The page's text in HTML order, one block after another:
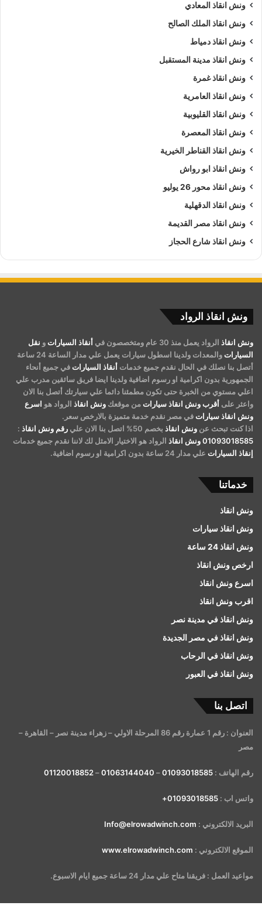
ونش انقاذ المعادي
ونش انقاذ الملك الصالح
ونش انقاذ دمياط
ونش انقاذ مدينة المستقبل
ونش انقاذ غمرة
ونش انقاذ العامرية
ونش انقاذ القليوبية
ونش انقاذ المعصرة
ونش انقاذ القناطر الخيرية
ونش انقاذ ابو رواش
ونش انقاذ محور 26 يوليو
ونش انقاذ الدقهلية
ونش انقاذ مصر القديمة
ونش انقاذ شارع الحجاز
ونش انقاذ الرواد
ونش انقاذ الرواد يعمل منذ 30 عام ومتخصصون في أنقاذ السيارات و نقل
السيارات
والمعدات ولدينا اسطول سيارات يعمل علي مدار الساعة 24 ساعة
أتصل بنا نصلك في الحال نقدم جميع خدمات أنقاذ السيارات في جميع أنحاء
الجمهورية بدون اكرامية او رسوم اضافية ولدينا ايضا فريق سائقين مدرب علي
اعلي مستوي من الخبرة حتى تكون مطمئنا دائما علي سيارتك أتصل بنا الان
واعثر على أقرب ونش انقاذ سيارات من موقعك ونش انقاذ الرواد هو اسرع
ونش انقاذ سيارات في مصر نقدم خدمة متميزة بالارخص سعر.
اذا كنت تبحث عن ونش انقاذ بخصم 50% اتصل بنا الان علي رقم ونش انقاذ :
01093018585ونش انقاذ الرواد هو الاختيار الامثل لك لاننا نقدم جميع خدمات
إنقاذ السيارات علي مدار 24 ساعة بدون اكرامية او رسوم اضافية.
خدماتنا
ونش انقاذ
ونش انقاذ سيارات
ونش انقاذ 24 ساعة
ارخص ونش انقاذ
اسرع ونش انقاذ
اقرب ونش انقاذ
ونش انقاذ في مدينة نصر
ونش انقاذ في مصر الجديدة
ونش انقاذ في الرحاب
ونش انقاذ في العبور
اتصل بنا
العنوان : رقم 1 عمارة رقم 86 المرحلة الاولي – زهراء مدينة نصر – القاهرة –
مصر
رقم الهاتف : 01093018585
–
01063144040
–
01120018852
واتس اب : 01093018585+
البريد الالكتروني : Info@elrowadwinch.com
الموقع الالكتروني : www.elrowadwinch.com
مواعيد العمل : فريقنا متاح علي مدار 24 ساعة جميع ايام الاسبوع.